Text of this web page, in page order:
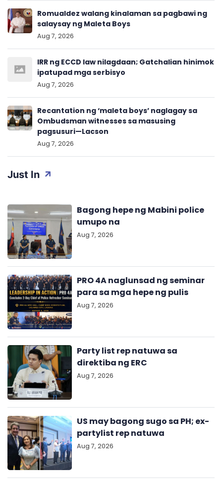
Just In
Bagong hepe ng Mabini police
umupo na
Aug 7, 2026
PRO 4A naglunsad ng seminar
para sa mga hepe ng pulis
Aug 7, 2026
Party list rep natuwa sa
direktiba ng ERC
Aug 7, 2026
US may bagong sugo sa PH; ex-
partylist rep natuwa
Aug 7, 2026
Romualdez walang kinalaman sa pagbawi ng
salaysay ng Maleta Boys
Aug 7, 2026
IRR ng ECCD law nilagdaan; Gatchalian hinimok
ipatupad mga serbisyo
Aug 7, 2026
Recantation ng ‘maleta boys’ naglagay sa
Ombudsman witnesses sa masusing
pagsusuri—Lacson
Aug 7, 2026